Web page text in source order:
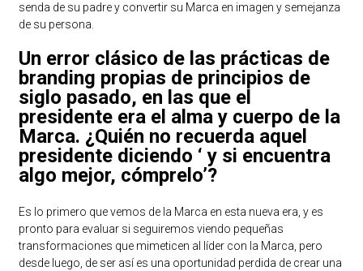
senda de su padre y convertir su Marca en imagen y semejanza
de su persona.
Un error clásico de las prácticas de
branding propias de principios de
siglo pasado, en las que el
presidente era el alma y cuerpo de la
Marca. ¿Quién no recuerda aquel
presidente diciendo ‘ y si encuentra
algo mejor, cómprelo’?
Es lo primero que vemos de la Marca en esta nueva era, y es
pronto para evaluar si seguiremos viendo pequeñas
transformaciones que mimeticen al líder con la Marca, pero
desde luego, de ser así es una oportunidad perdida de crear una